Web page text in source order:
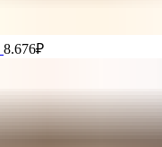
8.676₽